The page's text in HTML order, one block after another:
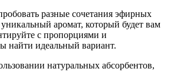
разные сочетания эфирных
аромат, который будет вам
с пропорциями и
найти идеальный вариант.
натуральных абсорбентов,